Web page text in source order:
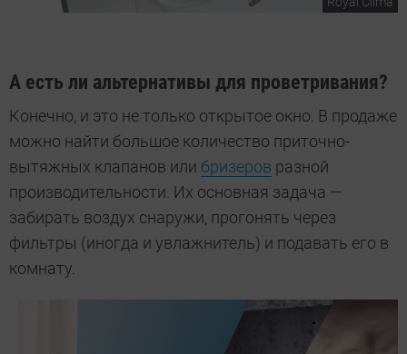
А есть ли альтернативы для проветривания?
Конечно, и это не только открытое окно. В продаже
можно найти большое количество приточно-
вытяжных клапанов или бризеров разной
производительности. Их основная задача —
забирать воздух снаружи, прогонять через
фильтры (иногда и увлажнитель) и подавать его в
комнату.